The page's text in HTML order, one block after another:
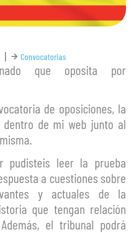
Convocatorias
que oposita por
de oposiciones, la
dentro de mi web junto al
pudisteis leer la prueba
a cuestiones sobre
y actuales de la
que tengan relación
el tribunal podrá